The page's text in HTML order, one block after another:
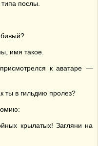
послы.
имя такое.
к аватаре —
ты в гильдию пролез?
крылатых! Загляни на